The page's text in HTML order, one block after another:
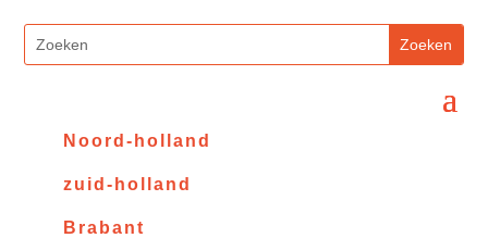
Noord-holland
zuid-holland
Brabant